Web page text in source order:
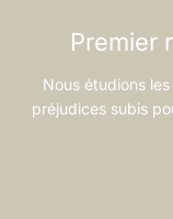
Premier
Nous étudions
préjudices subis